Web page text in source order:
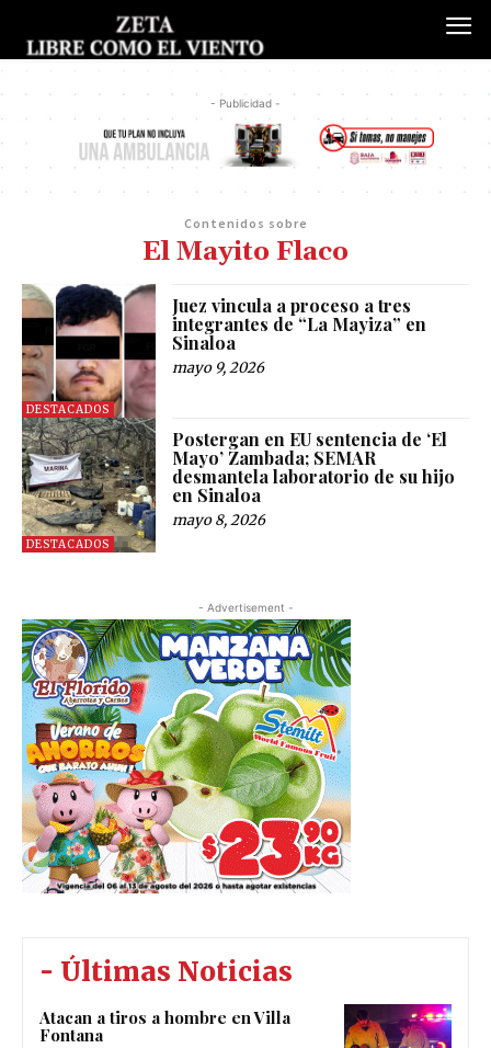
- Publicidad -
Contenidos sobre
El Mayito Flaco
DESTACADOS
Juez vincula a proceso a tres
integrantes de “La Mayiza” en
Sinaloa
mayo 9, 2026
DESTACADOS
Postergan en EU sentencia de ‘El
Mayo’ Zambada; SEMAR
desmantela laboratorio de su hijo
en Sinaloa
mayo 8, 2026
- Advertisement -
- Últimas Noticias
Atacan a tiros a hombre en Villa
Fontana